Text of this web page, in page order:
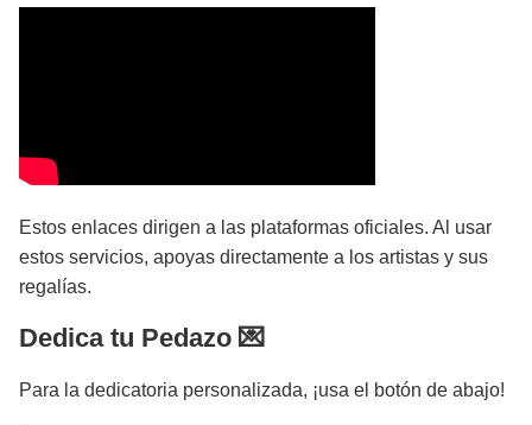
Estos enlaces dirigen a las plataformas oficiales. Al usar
estos servicios, apoyas directamente a los artistas y sus
regalías.
Dedica tu Pedazo 💌
Para la dedicatoria personalizada, ¡usa el botón de abajo!